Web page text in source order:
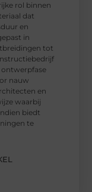
rol binnen
dat
en
in
tot
nauw
en
waarbij
biedt
te